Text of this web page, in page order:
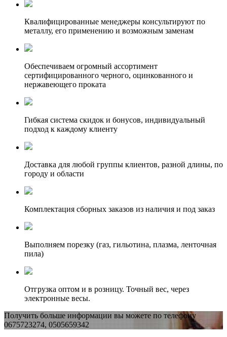
Квалифицированные менеджеры консультируют по
металлу, его применению и возможным заменам
Обеспечиваем огромный ассортимент
сертифицированного черного, оцинкованного и
нержавеющего проката
Гибкая система скидок и бонусов, индивидуальный
подход к каждому клиенту
Доставка для любой группы клиентов, разной длины, по
городу и области
Комплектация сборных заказов из наличия и под заказ
Выполняем порезку (газ, гильотина, плазма, ленточная
пила)
Отгрузка оптом и в розницу. Точный вес, через
электронные весы.
Получить больше информации вы можете по телефону
0675723274, 0505659342